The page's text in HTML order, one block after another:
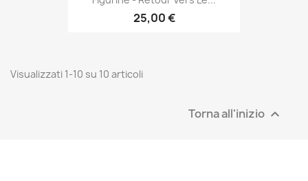
25,00 €
Visualizzati 1-10 su 10 articoli
Torna all'inizio 